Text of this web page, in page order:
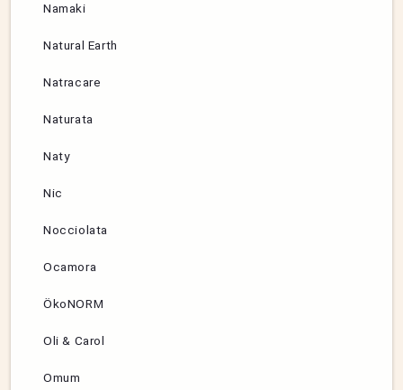
Namaki
Natural Earth
Natracare
Naturata
Naty
Nic
Nocciolata
Ocamora
ÖkoNORM
Oli & Carol
Omum